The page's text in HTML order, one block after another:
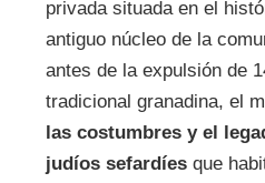
privada situada en el
antiguo núcleo de la
antes de la expulsión de
tradicional granadina, el
las costumbres y el
judíos sefardíesque